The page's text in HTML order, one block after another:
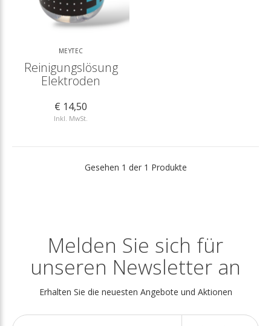
MEYTEC
Reinigungslösung
Elektroden
€ 14,50
Inkl. MwSt.
Gesehen 1 der 1 Produkte
Melden Sie sich für
unseren Newsletter an
Erhalten Sie die neuesten Angebote und Aktionen